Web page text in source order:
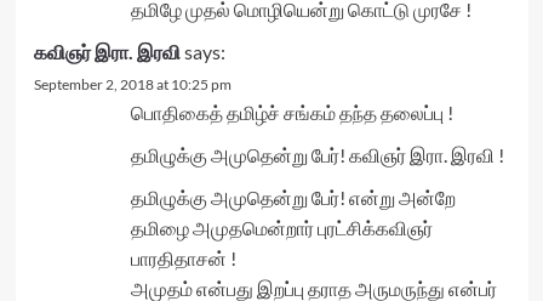
தமிழே முதல் மொழியென்று கொட்டு முரசே !
கவிஞர் இரா. இரவி says:
September 2, 2018 at 10:25 pm
பொதிகைத் தமிழ்ச் சங்கம் தந்த தலைப்பு !
தமிழுக்கு அமுதென்று பேர்! கவிஞர் இரா. இரவி !
தமிழுக்கு அமுதென்று பேர்! என்று அன்றே
தமிழை அமுதமென்றார் புரட்சிக்கவிஞர்
பாரதிதாசன் !
அமுதம் என்பது இறப்பு தராத அருமருந்து என்பர்